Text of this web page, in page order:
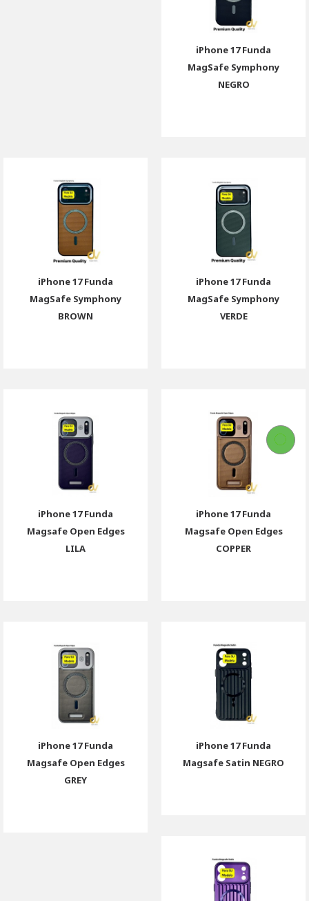
iPhone 17 Funda
MagSafe Symphony
NEGRO
iPhone 17 Funda
MagSafe Symphony
BROWN
iPhone 17 Funda
MagSafe Symphony
VERDE
iPhone 17 Funda
Magsafe Open Edges
LILA
iPhone 17 Funda
Magsafe Open Edges
COPPER
iPhone 17 Funda
Magsafe Open Edges
GREY
iPhone 17 Funda
Magsafe Satin NEGRO